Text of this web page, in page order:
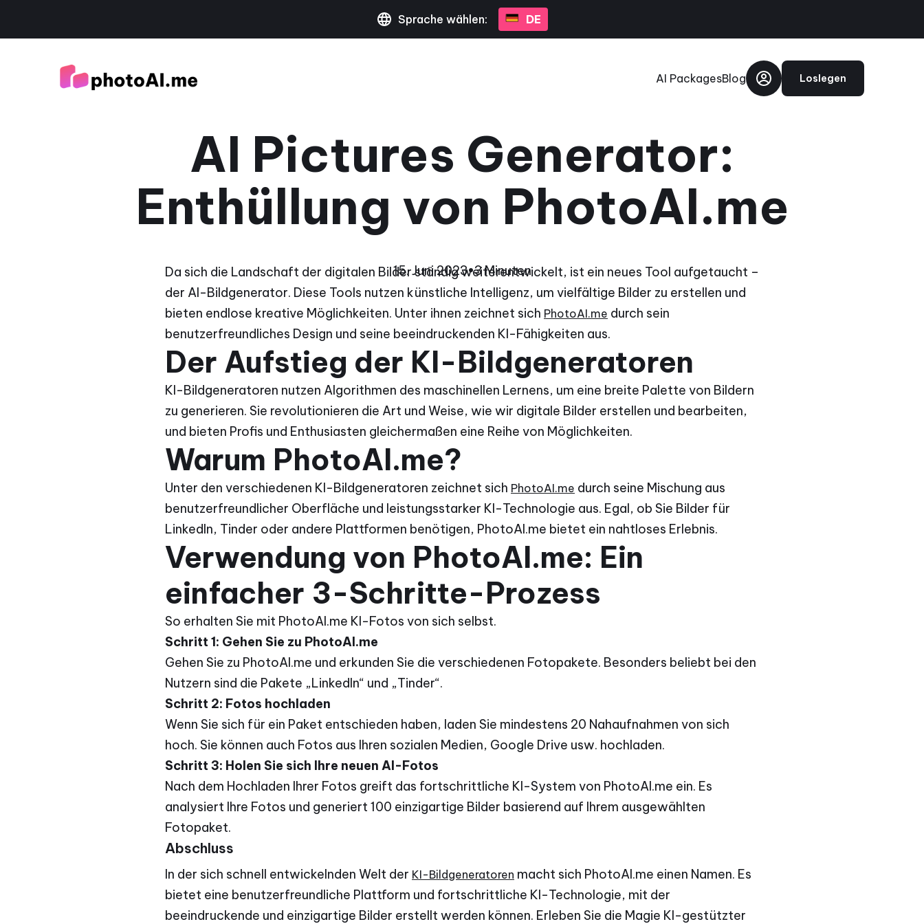
Sprache wählen: DE
AI PackagesBlog Loslegen
AI Pictures Generator:
Enthüllung von PhotoAI.me
15. Juni 2023•3 Minuten
Da sich die Landschaft der digitalen Bilder ständig weiterentwickelt, ist ein neues Tool aufgetaucht –
der AI-Bildgenerator. Diese Tools nutzen künstliche Intelligenz, um vielfältige Bilder zu erstellen und
bieten endlose kreative Möglichkeiten. Unter ihnen zeichnet sich PhotoAI.me durch sein
benutzerfreundliches Design und seine beeindruckenden KI-Fähigkeiten aus.
Der Aufstieg der KI-Bildgeneratoren
KI-Bildgeneratoren nutzen Algorithmen des maschinellen Lernens, um eine breite Palette von Bildern
zu generieren. Sie revolutionieren die Art und Weise, wie wir digitale Bilder erstellen und bearbeiten,
und bieten Profis und Enthusiasten gleichermaßen eine Reihe von Möglichkeiten.
Warum PhotoAI.me?
Unter den verschiedenen KI-Bildgeneratoren zeichnet sich PhotoAI.me durch seine Mischung aus
benutzerfreundlicher Oberfläche und leistungsstarker KI-Technologie aus. Egal, ob Sie Bilder für
LinkedIn, Tinder oder andere Plattformen benötigen, PhotoAI.me bietet ein nahtloses Erlebnis.
Verwendung von PhotoAI.me: Ein
einfacher 3-Schritte-Prozess
So erhalten Sie mit PhotoAI.me KI-Fotos von sich selbst.
Schritt 1: Gehen Sie zu PhotoAI.me
Gehen Sie zu PhotoAI.me und erkunden Sie die verschiedenen Fotopakete. Besonders beliebt bei den
Nutzern sind die Pakete „LinkedIn“ und „Tinder“.
Schritt 2: Fotos hochladen
Wenn Sie sich für ein Paket entschieden haben, laden Sie mindestens 20 Nahaufnahmen von sich
hoch. Sie können auch Fotos aus Ihren sozialen Medien, Google Drive usw. hochladen.
Schritt 3: Holen Sie sich Ihre neuen AI-Fotos
Nach dem Hochladen Ihrer Fotos greift das fortschrittliche KI-System von PhotoAI.me ein. Es
analysiert Ihre Fotos und generiert 100 einzigartige Bilder basierend auf Ihrem ausgewählten
Fotopaket.
Abschluss
In der sich schnell entwickelnden Welt der KI-Bildgeneratoren macht sich PhotoAI.me einen Namen. Es
bietet eine benutzerfreundliche Plattform und fortschrittliche KI-Technologie, mit der
beeindruckende und einzigartige Bilder erstellt werden können. Erleben Sie die Magie KI-gestützter